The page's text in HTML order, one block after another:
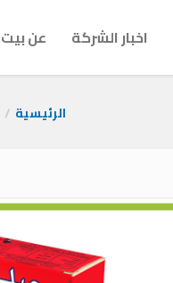
اخبار الشركة عن
الرئيسية